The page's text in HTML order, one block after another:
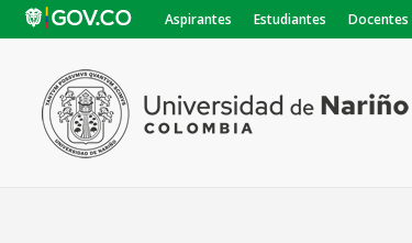
Aspirantes Estudiantes Docentes